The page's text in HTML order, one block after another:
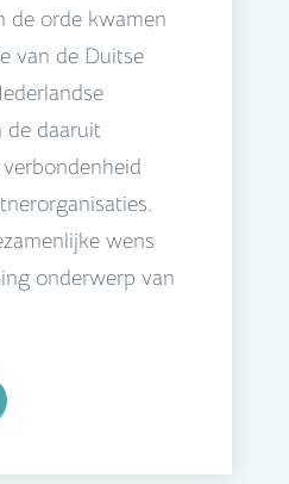
de orde kwamen
van de Duitse
de daaruit
wens
onderwerp van